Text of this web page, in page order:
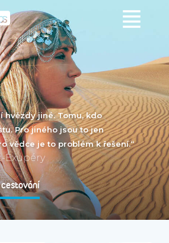
hvězdy jiné. Tomu, kdo
Pro jiného jsou to jen
vědce je to problém k řešení.“
Exupéry